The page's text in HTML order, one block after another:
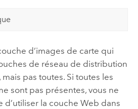
d’images de carte qui
de réseau de distribution
pas toutes. Si toutes les
sont pas présentes, vous ne
d’utiliser la couche Web dans